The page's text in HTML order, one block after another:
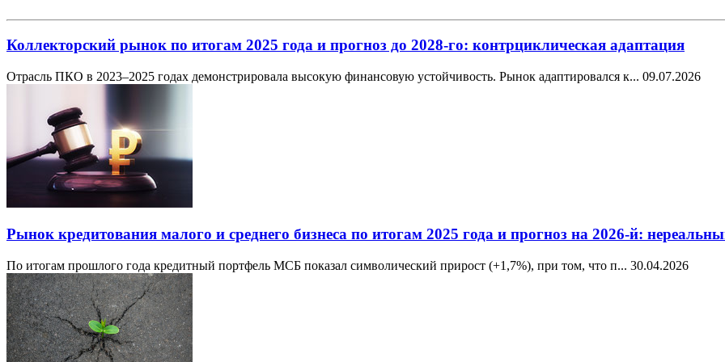
Коллекторский рынок по итогам 2025 года и прогноз до 2028-го: контрциклическая адаптация
Отрасль ПКО в 2023–2025 годах демонстрировала высокую финансовую устойчивость. Рынок адаптировался к... 09.07.2026
Рынок кредитования малого и среднего бизнеса по итогам 2025 года и прогноз на 2026-й:
По итогам прошлого года кредитный портфель МСБ показал символический прирост (+1,7%), при том, что п... 30.04.2026